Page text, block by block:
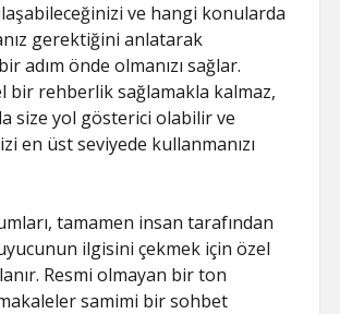
ve hangi konularda
gerektiğini anlatarak
adım önde olmanızı sağlar.
bir rehberlik sağlamakla kalmaz,
size yol gösterici olabilir ve
en üst seviyede kullanmanızı
tamamen insan tarafından
ilgisini çekmek için özel
Resmi olmayan bir ton
samimi bir sohbet